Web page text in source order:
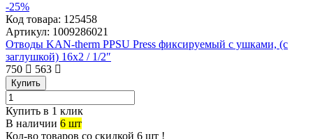
-25%
Код товара: 125458
Артикул: 1009286021
Отводы KAN-therm PPSU Press фиксируемый с ушками, (с
заглушкой) 16х2 / 1/2″
750
563
Купить
Купить в 1 клик
В наличии 6 шт
Кол-во товаров со скидкой 6 шт !